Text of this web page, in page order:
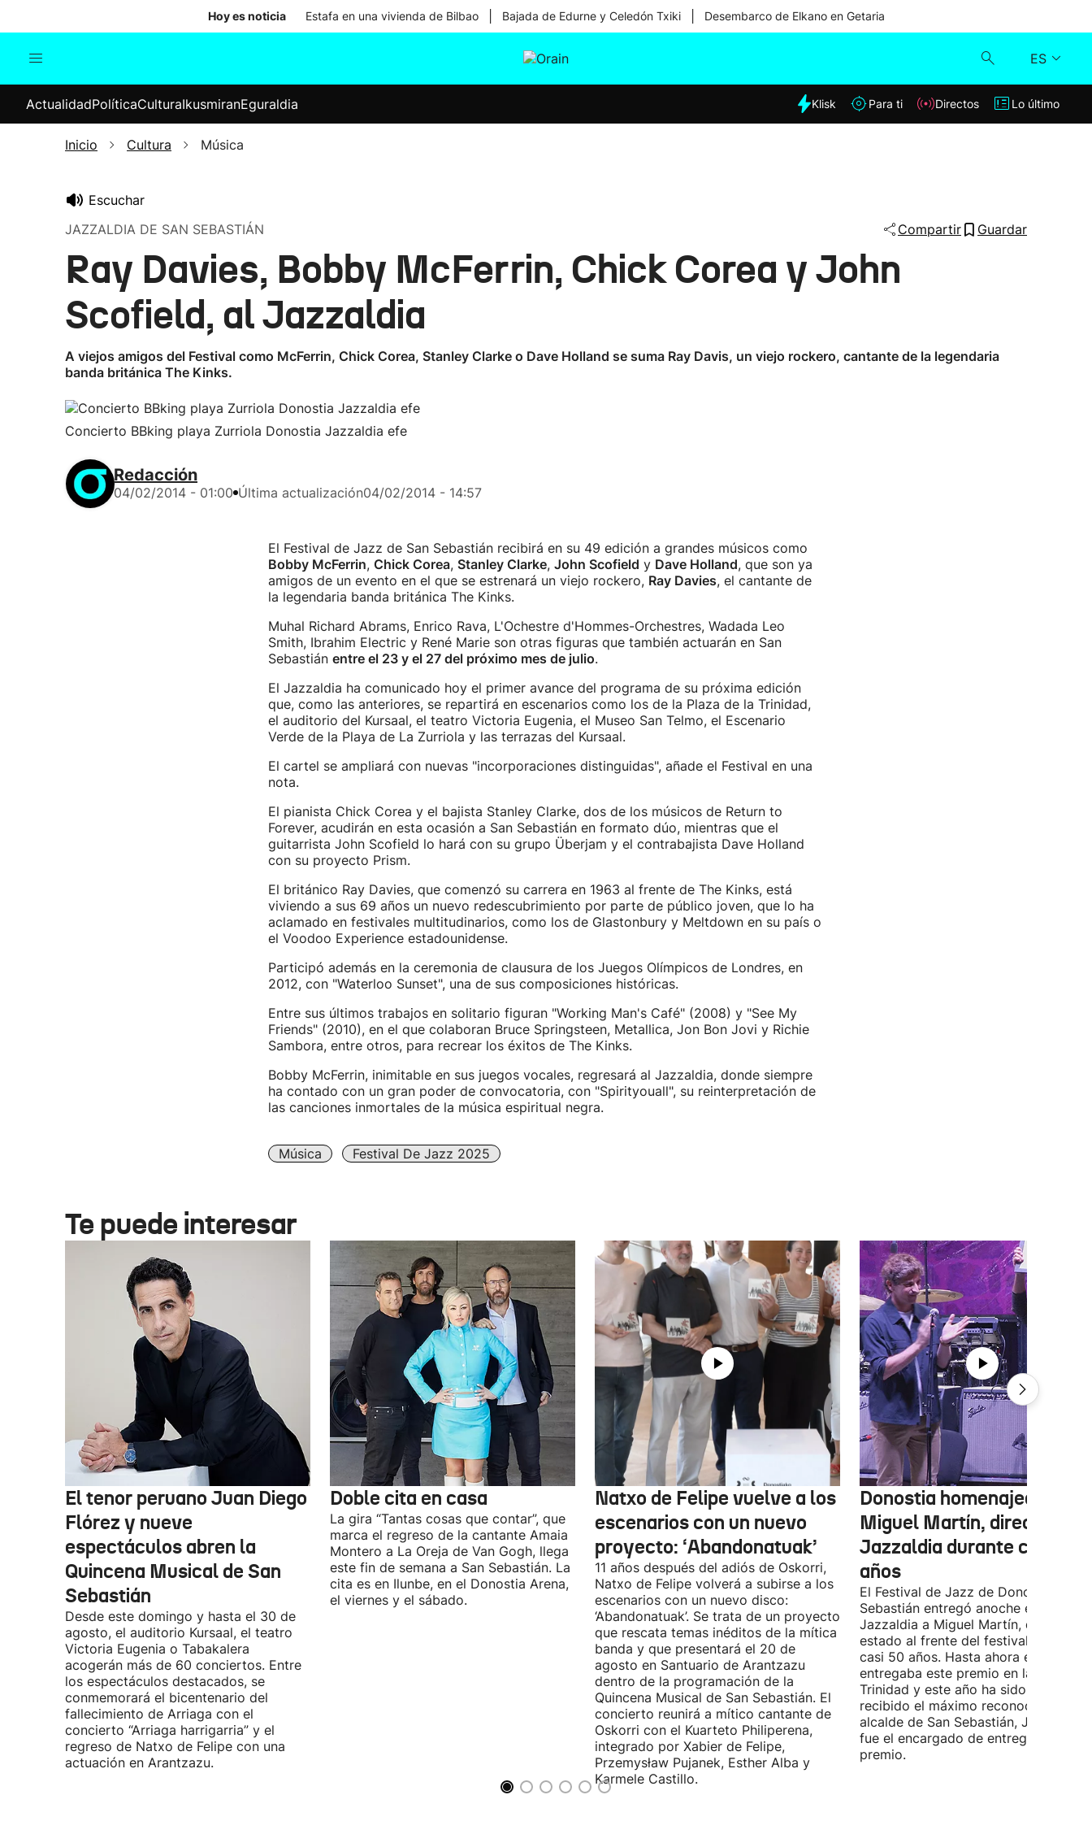
Hoy es noticia Estafa en una vivienda de Bilbao Bajada de Edurne y Celedón Txiki Desembarco de Elkano en Getaria
ES
Internacional
Elecciones
Klisk
ActualidadPolíticaCulturaIkusmiranEguraldia Klisk Para ti Directos Lo último
Inicio Cultura Música
Escuchar
JAZZALDIA DE SAN SEBASTIÁN
Compartir Guardar
Ray Davies, Bobby McFerrin, Chick Corea y John
Scofield, al Jazzaldia
A viejos amigos del Festival como McFerrin, Chick Corea, Stanley Clarke o Dave Holland se suma Ray Davis, un viejo rockero, cantante de la legendaria
banda británica The Kinks.
Concierto BBking playa Zurriola Donostia Jazzaldia efe
Redacción
04/02/2014 - 01:00 Última actualización04/02/2014 - 14:57
El Festival de Jazz de San Sebastián recibirá en su 49 edición a grandes músicos como
Bobby McFerrin, Chick Corea, Stanley Clarke, John Scofield y Dave Holland, que son ya
amigos de un evento en el que se estrenará un viejo rockero, Ray Davies, el cantante de
la legendaria banda británica The Kinks.
Muhal Richard Abrams, Enrico Rava, L'Ochestre d'Hommes-Orchestres, Wadada Leo
Smith, Ibrahim Electric y René Marie son otras figuras que también actuarán en San
Sebastián entre el 23 y el 27 del próximo mes de julio.
El Jazzaldia ha comunicado hoy el primer avance del programa de su próxima edición
que, como las anteriores, se repartirá en escenarios como los de la Plaza de la Trinidad,
el auditorio del Kursaal, el teatro Victoria Eugenia, el Museo San Telmo, el Escenario
Verde de la Playa de La Zurriola y las terrazas del Kursaal.
El cartel se ampliará con nuevas "incorporaciones distinguidas", añade el Festival en una
nota.
El pianista Chick Corea y el bajista Stanley Clarke, dos de los músicos de Return to
Forever, acudirán en esta ocasión a San Sebastián en formato dúo, mientras que el
guitarrista John Scofield lo hará con su grupo Überjam y el contrabajista Dave Holland
con su proyecto Prism.
El británico Ray Davies, que comenzó su carrera en 1963 al frente de The Kinks, está
viviendo a sus 69 años un nuevo redescubrimiento por parte de público joven, que lo ha
aclamado en festivales multitudinarios, como los de Glastonbury y Meltdown en su país o
el Voodoo Experience estadounidense.
Participó además en la ceremonia de clausura de los Juegos Olímpicos de Londres, en
2012, con "Waterloo Sunset", una de sus composiciones históricas.
Entre sus últimos trabajos en solitario figuran "Working Man's Café" (2008) y "See My
Friends" (2010), en el que colaboran Bruce Springsteen, Metallica, Jon Bon Jovi y Richie
Sambora, entre otros, para recrear los éxitos de The Kinks.
Bobby McFerrin, inimitable en sus juegos vocales, regresará al Jazzaldia, donde siempre
ha contado con un gran poder de convocatoria, con "Spirityouall", su reinterpretación de
las canciones inmortales de la música espiritual negra.
Música Festival De Jazz 2025
Te puede interesar
El tenor peruano Juan Diego
Flórez y nueve
espectáculos abren la
Quincena Musical de San
Sebastián
Desde este domingo y hasta el 30 de
agosto, el auditorio Kursaal, el teatro
Victoria Eugenia o Tabakalera
acogerán más de 60 conciertos. Entre
los espectáculos destacados, se
conmemorará el bicentenario del
fallecimiento de Arriaga con el
concierto “Arriaga harrigarria” y el
regreso de Natxo de Felipe con una
actuación en Arantzazu.
Doble cita en casa
La gira “Tantas cosas que contar”, que
marca el regreso de la cantante Amaia
Montero a La Oreja de Van Gogh, llega
este fin de semana a San Sebastián. La
cita es en Ilunbe, en el Donostia Arena,
el viernes y el sábado.
Natxo de Felipe vuelve a los
escenarios con un nuevo
proyecto: ‘Abandonatuak’
11 años después del adiós de Oskorri,
Natxo de Felipe volverá a subirse a los
escenarios con un nuevo disco:
‘Abandonatuak’. Se trata de un proyecto
que rescata temas inéditos de la mítica
banda y que presentará el 20 de
agosto en Santuario de Arantzazu
dentro de la programación de la
Quincena Musical de San Sebastián. El
concierto reunirá a mítico cantante de
Oskorri con el Kuarteto Philiperena,
integrado por Xabier de Felipe,
Przemysław Pujanek, Esther Alba y
Karmele Castillo.
Donostia homenajea a
Miguel Martín, director del
Jazzaldia durante casi 50
años
El Festival de Jazz de Donostia-San
Sebastián entregó anoche el premio
Jazzaldia a Miguel Martín, quien ha
estado al frente del festival durante
casi 50 años. Hasta ahora era él
entregaba este premio en la Plaza
Trinidad y este año ha sido él quien
recibido el máximo reconocimiento.
alcalde de San Sebastián, Jon
fue el encargado de entregarle el
premio.